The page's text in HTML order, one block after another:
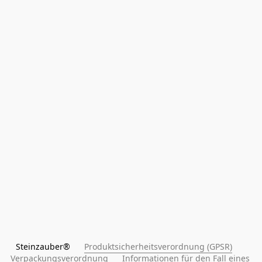
Steinzauber® Produktsicherheitsverordnung (GPSR)
Verpackungsverordnung
Informationen für den Fall eines